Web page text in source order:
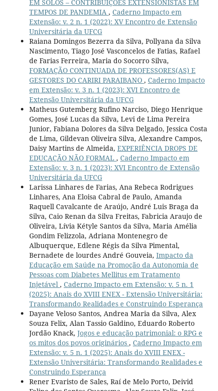
EM SOLOS – CONTRIBUIÇÕES EXTENSIONISTAS EM
TEMPOS DE PANDEMIA , Caderno Impacto em
Extensão: v. 2 n. 1 (2022): XV Encontro de Extensão
Universitária da UFCG
Raiana Domingos Bezerra da Silva, Pollyana da Silva
Nascimento, Tiago José Vasconcelos de Fatias, Rafael
de Farias Ferreira, Maria do Socorro Silva,
FORMAÇÃO CONTINUADA DE PROFESSORES(AS) E
GESTORES DO CARIRI PARAIBANO , Caderno Impacto
em Extensão: v. 3 n. 1 (2023): XVI Encontro de
Extensão Universitária da UFCG
Matheus Gutemberg Rufino Narciso, Diego Henrique
Gomes, José Lucas da Silva, Levi de Lima Pereira
Junior, Fabiana Dolores da Silva Delgado, Jessica Costa
de Lima, Gildevan Oliveira Silva, Alexandre Campos,
Daisy Martins de Almeida, EXPERIÊNCIA DROPS DE
EDUCAÇÃO NÃO FORMAL , Caderno Impacto em
Extensão: v. 3 n. 1 (2023): XVI Encontro de Extensão
Universitária da UFCG
Larissa Linhares de Farias, Ana Rebeca Rodrigues
Linhares, Ana Eloisa Cabral de Paulo, Amanda
Raquell Cavalcante de Araújo, André Luis Braga da
Silva, Caio Renan da Silva Freitas, Fabricia Araujo de
Oliveira, Lívia Kétyle Santos da Silva, Maria Amélia
Gondim Felizzola, Adriana Montenegro de
Albuquerque, Edlene Régis da Silva Pimental,
Bernadete de lourdes André Gouveia, Impacto da
Educação em Saúde na Promoção da Autonomia de
Pessoas com Diabetes Mellitus em Tratamento
Injetável , Caderno Impacto em Extensão: v. 5 n. 1
(2025): Anais do XVIII ENEX - Extensão Universitária:
Transformando Realidades e Construindo Esperança
Dayane Veloso Santos, Andrea Maria da Silva, Alex
Souza Felix, Alan Tassio Galdino, Eduardo Roberto
Jordão Knack, Jogos e educação patrimonial: o RPG e
os mitos dos povos originários , Caderno Impacto em
Extensão: v. 5 n. 1 (2025): Anais do XVIII ENEX -
Extensão Universitária: Transformando Realidades e
Construindo Esperança
Rener Evaristo de Sales, Raí de Melo Porto, Deivid